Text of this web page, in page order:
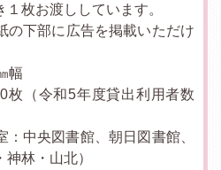
お渡ししています。
部に広告を掲載いただけ
幅
枚（令和5年度貸出利用者数
：中央図書館、朝日図書館、
林・山北）